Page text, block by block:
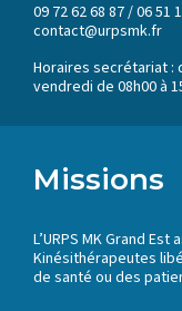
09 72 62 68 87 / 06
contact@urpsmk.fr
Horaires secrétariat :
vendredi de 08h00 à
Missions
L’URPS MK Grand
Kinésithérapeutes
de santé ou des